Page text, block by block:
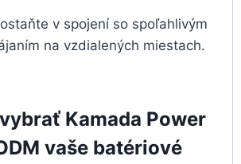
v spojení so spoľahlivým
na vzdialených miestach.
Kamada Power
vaše batériové